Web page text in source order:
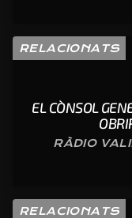
RELACIONATS
EL CÒNSOL
RÀDIO
RELACIONATS